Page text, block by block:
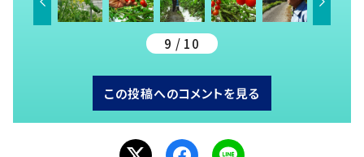
9 / 10
この投稿へのコメントを見る